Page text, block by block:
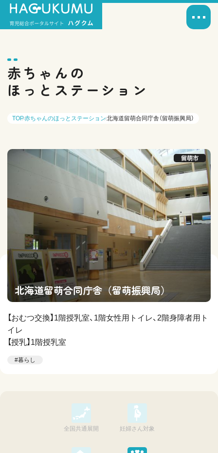
赤ちゃんの
ほっとステーション
TOP赤ちゃんのほっとステーション北海道留萌合同庁舎（留萌振興局）
留萌市
北海道留萌合同庁舎（留萌振興局）
【おむつ交換】1階授乳室、1階女性用トイレ、2階身障者用ト
イレ
【授乳】1階授乳室
#暮らし
全国共通展開 妊婦さん対象